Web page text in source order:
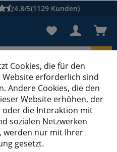
4.8/5(1129 Kunden)
Karton suchen
nach Maß
Cookies, die für den
erforderlich sind
Andere Cookies, die den
Website erhöhen, der
die Interaktion mit
sozialen Netzwerken
werden nur mit Ihrer
gesetzt.